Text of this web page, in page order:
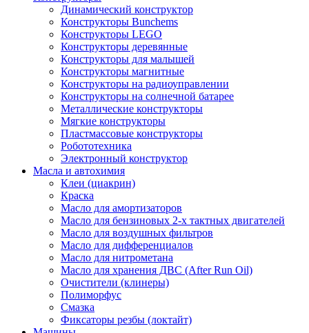
Динамический конструктор
Конструкторы Bunchems
Конструкторы LEGO
Конструкторы деревянные
Конструкторы для малышей
Конструкторы магнитные
Конструкторы на радиоуправлении
Конструкторы на солнечной батарее
Металлические конструкторы
Мягкие конструкторы
Пластмассовые конструкторы
Робототехника
Электронный конструктор
Масла и автохимия
Клеи (циакрин)
Краска
Масло для амортизаторов
Масло для бензиновых 2-х тактных двигателей
Масло для воздушных фильтров
Масло для дифференциалов
Масло для нитрометана
Масло для хранения ДВС (After Run Oil)
Очистители (клинеры)
Полиморфус
Смазка
Фиксаторы резбы (локтайт)